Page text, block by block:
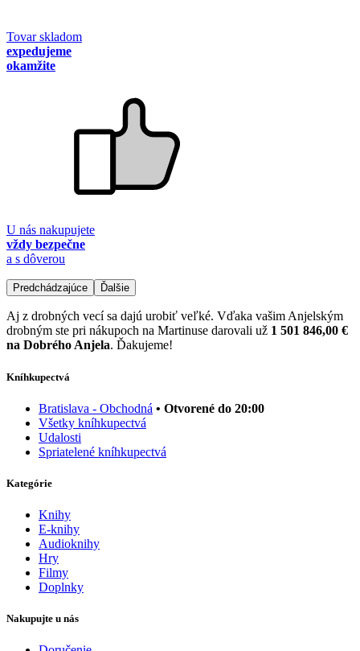
Tovar skladom
expedujeme
okamžite
U nás nakupujete
vždy bezpečne
a s dôverou
Predchádzajúce Ďalšie
Aj z drobných vecí sa dajú urobiť veľké. Vďaka vašim Anjelským
drobným ste pri nákupoch na Martinuse darovali už 1 501 846,00 €
na Dobrého Anjela. Ďakujeme!
Kníhkupectvá
Bratislava - Obchodná • Otvorené do 20:00
Všetky kníhkupectvá
Udalosti
Spriatelené kníhkupectvá
Kategórie
Knihy
E-knihy
Audioknihy
Hry
Filmy
Doplnky
Nakupujte u nás